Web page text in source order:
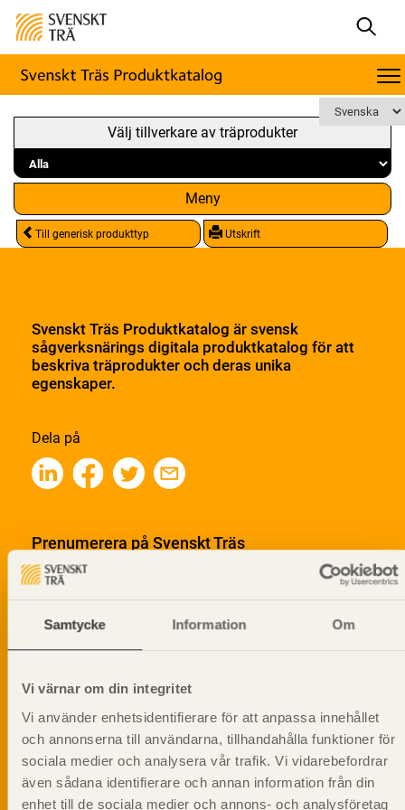
Samtycke Information Om
Vi värnar om din integritet
Vi använder enhetsidentifierare för att anpassa innehållet
och annonserna till användarna, tillhandahålla funktioner för
sociala medier och analysera vår trafik. Vi vidarebefordrar
även sådana identifierare och annan information från din
enhet till de sociala medier och annons- och analysföretag
Välj tillverkare av träprodukter
Meny
Till generisk produkttyp Utskrift
Svenskt Träs Produktkatalog är svensk
sågverksnärings digitala produktkatalog för att
beskriva träprodukter och deras unika
egenskaper.
Dela på
Prenumerera på Svenskt Träs
informationsutskick!